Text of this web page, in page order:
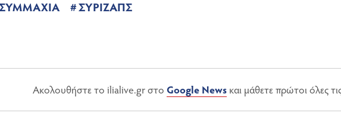
ΣΥΡΙΖΑΠΣ
Ακολουθήστε το ilialive.gr στο Google Newsκαι μάθετε πρώτοι όλες